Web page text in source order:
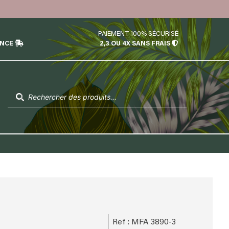
PAIEMENT 100% SÉCURISÉ
2,3 OU 4X SANS FRAIS
de
produits
Ref : MFA 3890-3